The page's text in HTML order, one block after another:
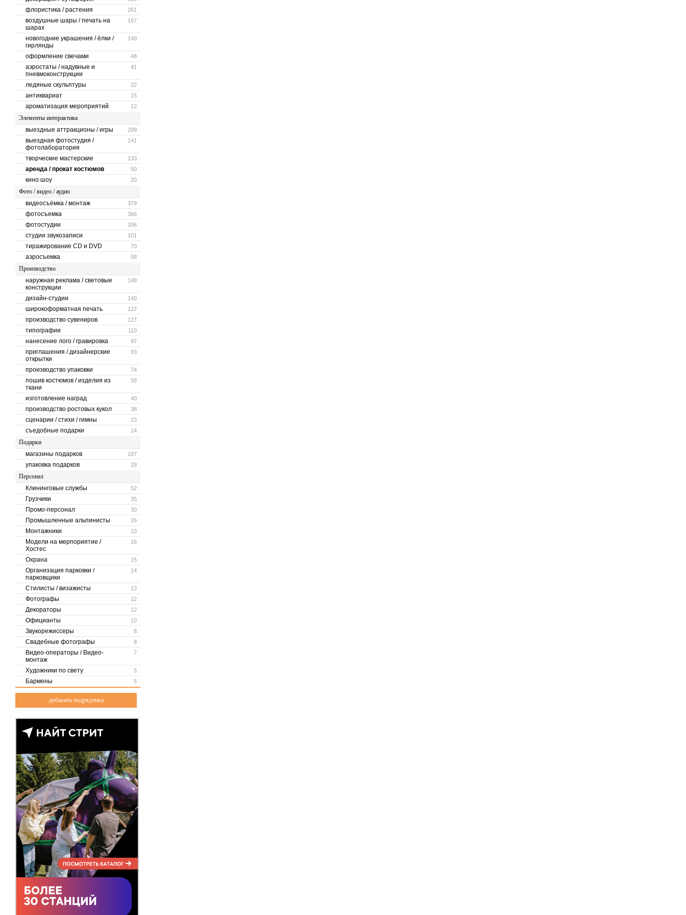
261
флористика / растения
167
воздушные шары / печать на
шарах
149
новогодние украшения / ёлки /
гирлянды
48
оформление свечами
41
аэростаты / надувные и
пневмоконструкции
22
ледяные скульптуры
15
антиквариат
12
ароматизация мероприятий
Элементы интерактива
299
выездные аттракционы / игры
141
выездная фотостудия /
фотолаборатория
133
творческие мастерские
50
аренда / прокат костюмов
20
кино шоу
Фото / видео / аудио
379
видеосъёмка / монтаж
366
фотосъемка
106
фотостудии
101
студии звукозаписи
70
тиражирование CD и DVD
58
аэросъемка
Производство
148
наружная реклама / световые
конструкции
140
дизайн-студии
127
широкоформатная печать
127
производство сувениров
110
типографии
97
нанесение лого / гравировка
93
приглашения / дизайнерские
открытки
74
производство упаковки
58
пошив костюмов / изделия из
ткани
40
изготовление наград
38
производство ростовых кукол
23
сценарии / стихи / гимны
14
съедобные подарки
Подарки
187
магазины подарков
29
упаковка подарков
Персонал
52
Клининговые службы
35
Грузчики
30
Промо-персонал
26
Промышленные альпинисты
23
Монтажники
16
Модели на мерпориятие /
Хостес
15
Охрана
14
Организация парковки /
парковщики
13
Стилисты / визажисты
12
Фотографы
12
Декораторы
10
Официанты
8
Звукорежиссеры
8
Свадебные фотографы
7
Видео-операторы / Видео-
монтаж
5
Художники по свету
5
Бармены
добавить подрядчика